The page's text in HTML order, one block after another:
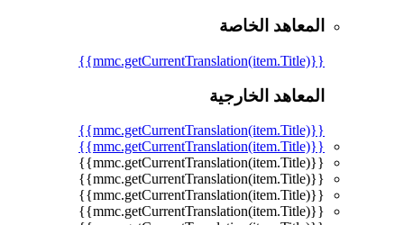
المعاهد الخاصة
{{mmc.getCurrentTranslation(item.Title)}}
المعاهد الخارجية
{{mmc.getCurrentTranslation(item.Title)}}
{{mmc.getCurrentTranslation(item.Title)}}
{{mmc.getCurrentTranslation(item.Title)}}
{{mmc.getCurrentTranslation(item.Title)}}
{{mmc.getCurrentTranslation(item.Title)}}
{{mmc.getCurrentTranslation(item.Title)}}